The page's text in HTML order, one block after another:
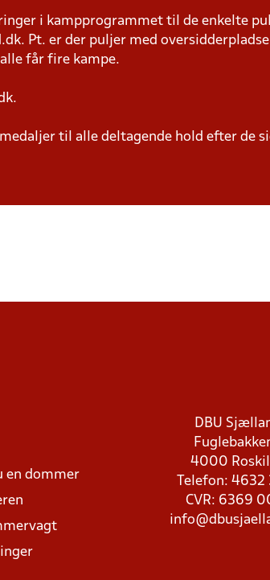
i kampprogrammet til de enkelte
Pt. er der puljer med
får fire kampe.
til alle deltagende hold efter de
en dommer
DBU
4000
Telefon: 4632
CVR: 6369